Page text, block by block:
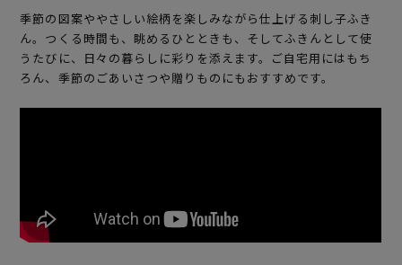
季節の図案ややさしい絵柄を楽しみながら仕上げる刺し子ふき
ん。つくる時間も、眺めるひとときも、そしてふきんとして使
うたびに、日々の暮らしに彩りを添えます。ご自宅用にはもち
ろん、季節のごあいさつや贈りものにもおすすめです。